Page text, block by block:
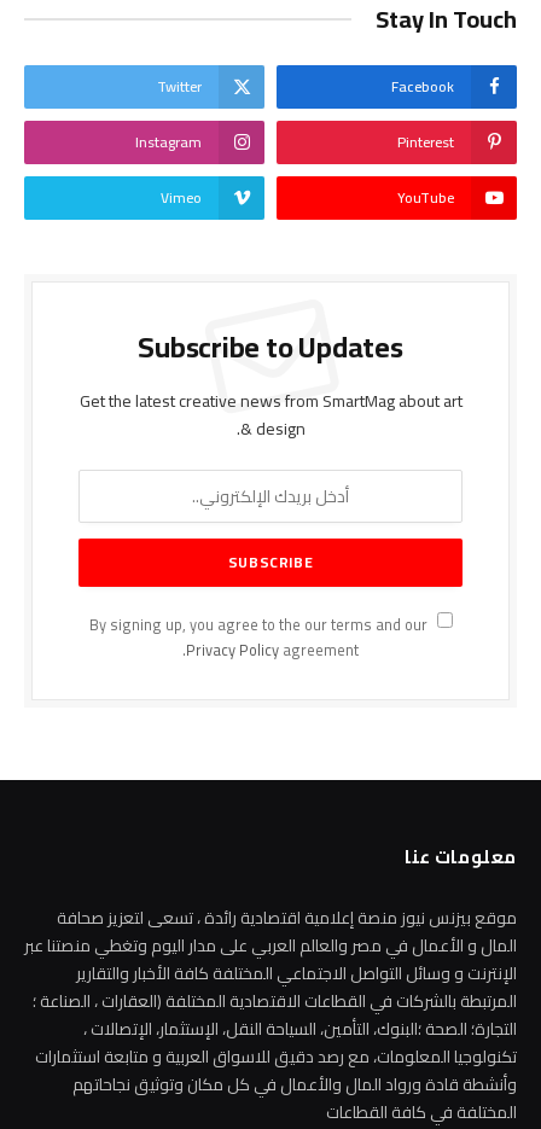
Stay In Touch
Facebook
Twitter
Pinterest
Instagram
YouTube
Vimeo
Subscribe to Updates
Get the latest creative news from SmartMag about art
& design.
By signing up, you agree to the our terms and our
Privacy Policyagreement.
معلومات عنا
موقع بيزنس نيوز منصة إعلامية اقتصادية رائدة ، تسعى لتعزيز صحافة
المال و الأعمال في مصر والعالم العربي على مدار اليوم وتغطي منصتنا عبر
الإنترنت و وسائل التواصل الاجتماعي المختلفة كافة الأخبار والتقارير
المرتبطة بالشركات في القطاعات الاقتصادية المختلفة (العقارات ، الصناعة ؛
التجارة؛ الصحة ؛البنوك، التأمين، السياحة النقل، الإستثمار، الإتصالات ،
تكنولوجيا المعلومات، مع رصد دقيق للاسواق العربية و متابعة استثمارات
وأنشطة قادة ورواد المال والأعمال في كل مكان وتوثيق نجاحاتهم
المختلفة في كافة القطاعات